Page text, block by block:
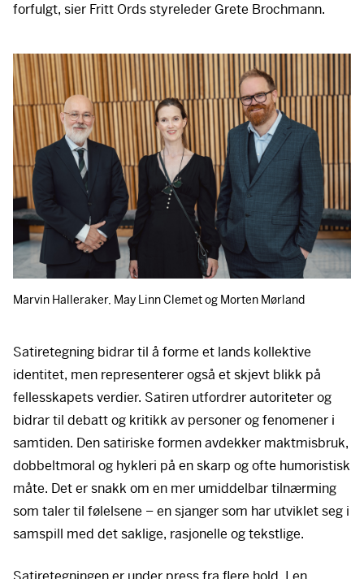
forfulgt, sier Fritt Ords styreleder Grete Brochmann.
Marvin Halleraker, May Linn Clemet og Morten Mørland
Satiretegning bidrar til å forme et lands kollektive
identitet, men representerer også et skjevt blikk på
fellesskapets verdier. Satiren utfordrer autoriteter og
bidrar til debatt og kritikk av personer og fenomener i
samtiden. Den satiriske formen avdekker maktmisbruk,
dobbeltmoral og hykleri på en skarp og ofte humoristisk
måte. Det er snakk om en mer umiddelbar tilnærming
som taler til følelsene – en sjanger som har utviklet seg i
samspill med det saklige, rasjonelle og tekstlige.